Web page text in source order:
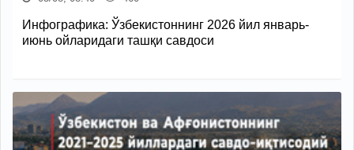
Инфографика: Ўзбекистоннинг 2026 йил январь-
июнь ойларидаги ташқи савдоси